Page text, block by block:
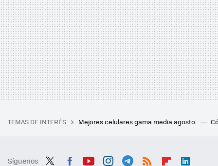
TEMAS DE INTERÉS Mejores celulares gama media agosto
Síguenos